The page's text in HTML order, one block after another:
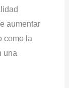
aumentar
como la
una